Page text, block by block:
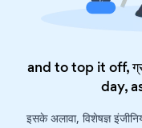
and to top it off,
day,
इसके अलावा, विशेषज्ञ